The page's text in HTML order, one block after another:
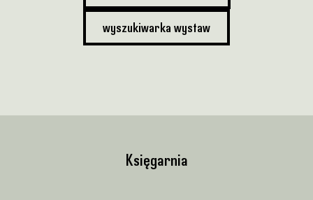
wyszukiwarka wystaw
Księgarnia